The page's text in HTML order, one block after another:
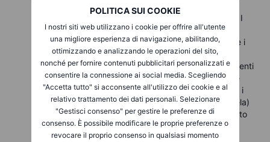
POLITICA SUI COOKIE
I nostri siti web utilizzano i cookie per offrire all'utente
una migliore esperienza di navigazione, abilitando,
ottimizzando e analizzando le operazioni del sito,
nonché per fornire contenuti pubblicitari personalizzati e
consentire la connessione ai social media. Scegliendo
"Accetta tutto" si acconsente all'utilizzo dei cookie e al
relativo trattamento dei dati personali. Selezionare
"Gestisci consenso" per gestire le preferenze di
consenso. È possibile modificare le proprie preferenze o
revocare il proprio consenso in qualsiasi momento
Tono dei negoziati commerciali:ascoltate
attentamente la retorica di Washington e Pechino. I
cambiamenti di tono, da cooperativi a conflittuali,
potrebbero rapidamente sconvolgere nuovamente i
mercati.
Orientamento societario:tenete d'occhio i commenti
delle principali società globali, in particolare quelle
fortemente esposte alla Cina, come Apple, Tesla e i
giganti dei semiconduttori. La loro fiducia (o cautela)
sui costi futuri e sulle catene di approvvigionamento
rivelerà il vero sentimento del mercato.